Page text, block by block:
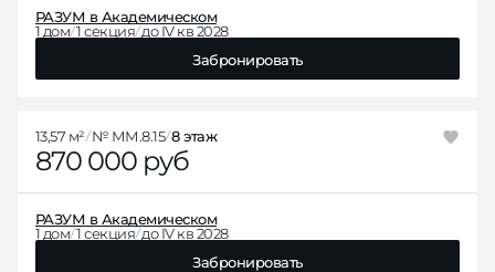
РАЗУМ в Академическом
1 дом 1 секция до IV кв 2028
Забронировать
870 000 руб
13,57 м² № ММ.8.15 8 этаж
РАЗУМ в Академическом
1 дом 1 секция до IV кв 2028
Забронировать